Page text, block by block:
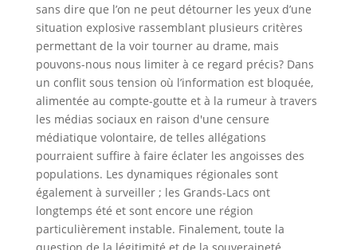
sans dire que l’on ne peut détourner les yeux d’une
situation explosive rassemblant plusieurs critères
permettant de la voir tourner au drame, mais
pouvons-nous nous limiter à ce regard précis? Dans
un conflit sous tension où l’information est bloquée,
alimentée au compte-goutte et à la rumeur à travers
les médias sociaux en raison d'une censure
médiatique volontaire, de telles allégations
pourraient suffire à faire éclater les angoisses des
populations. Les dynamiques régionales sont
également à surveiller ; les Grands-Lacs ont
longtemps été et sont encore une région
particulièrement instable. Finalement, toute la
question de la légitimité et de la souveraineté